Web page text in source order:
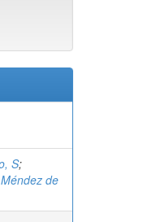
S;
Méndez de